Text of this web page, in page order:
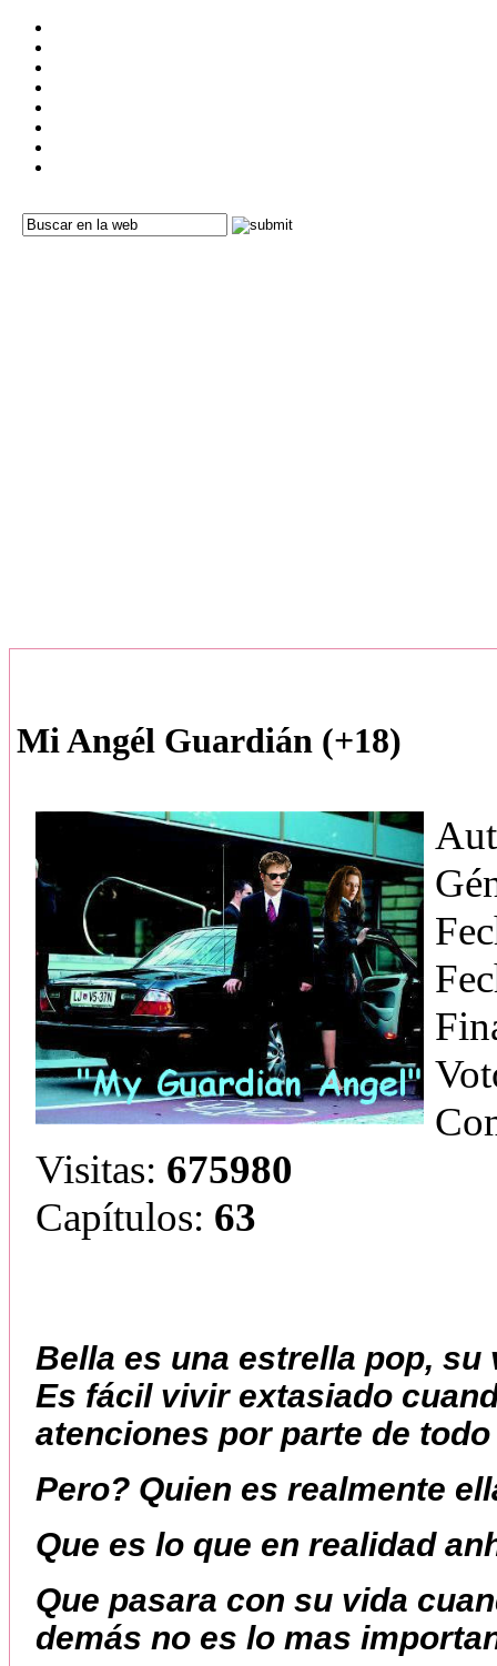
Mi Angél Guardián (+18)
Visitas: 675980
Capítulos: 63
Bella es una estrella pop,
Es fácil vivir extasiado
atenciones por parte de
Pero? Quien es realmente
Que es lo que en realidad
Que pasara con su vida
demás no es lo mas